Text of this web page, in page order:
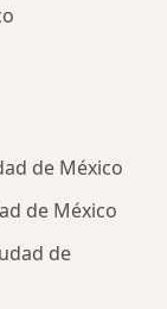
de México
de México
de